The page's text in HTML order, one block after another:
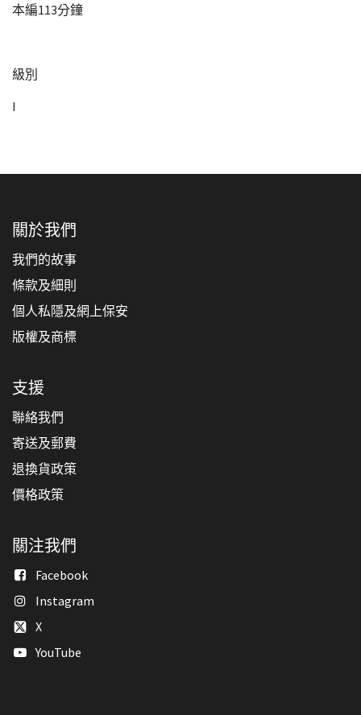
本編113分鐘
級別
I
關於我們
我們的故事
條款及細則
個人私隱及網上保安
版權及商標
支援
聯絡我們
寄送及郵費
退換貨政策
價格政策
關注我們
Facebook
Instagram
X
YouTube